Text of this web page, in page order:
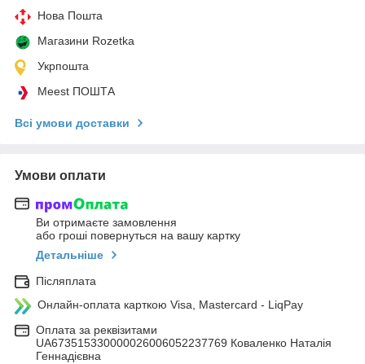
Нова Пошта
Магазини Rozetka
Укрпошта
Meest ПОШТА
Всі умови доставки
Умови оплати
Ви отримаєте замовлення
або гроші повернуться на вашу картку
Детальніше
Післяплата
Онлайн-оплата карткою Visa, Mastercard - LiqPay
Оплата за реквізитами
UA673515330000026006052237769 Коваленко Наталія
Геннадієвна